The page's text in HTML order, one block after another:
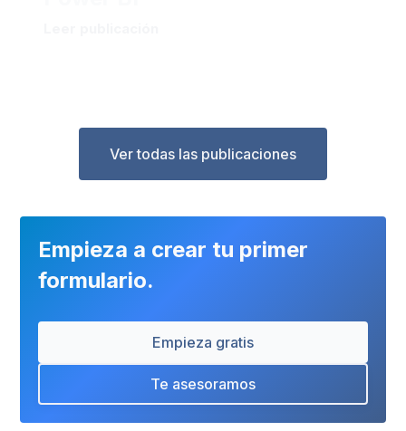
Ver todas las publicaciones
Empieza a crear tu primer
formulario.
Empieza gratis
Te asesoramos